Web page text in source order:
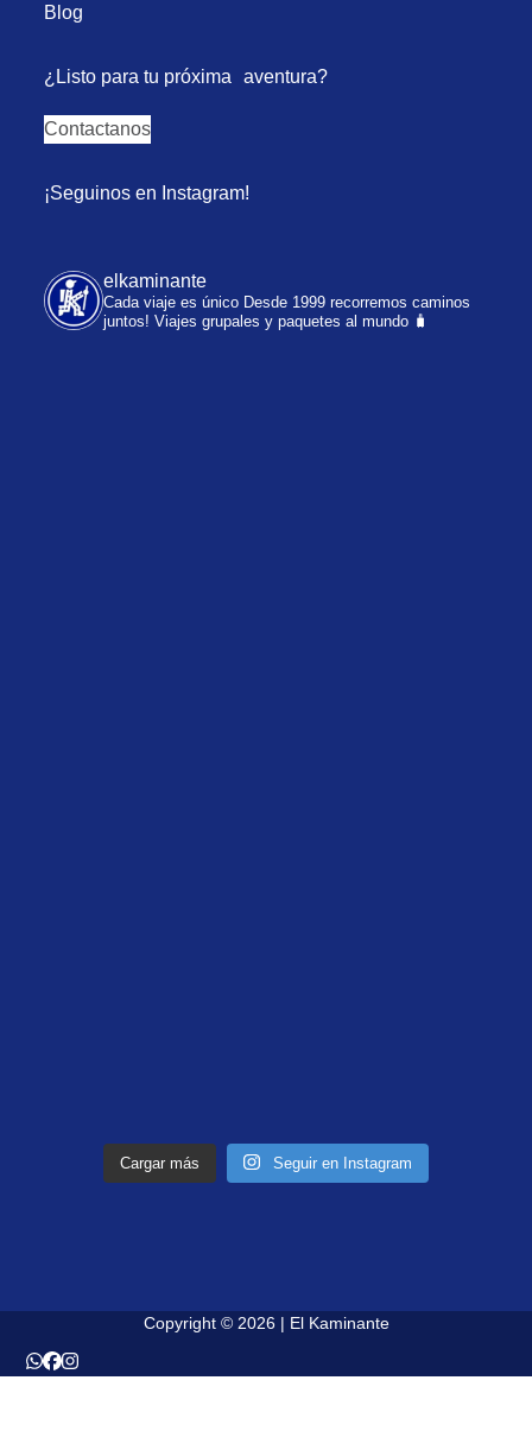
Blog
¿Listo para tu próxima aventura?
Contactanos
¡Seguinos en Instagram!
elkaminante
Cada viaje es único Desde 1999 recorremos caminos
juntos! Viajes grupales y paquetes al mundo 🧳
Cargar más Seguir en Instagram
Copyright © 2026 | El Kaminante